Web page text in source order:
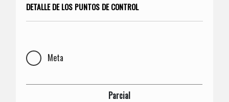
DETALLE DE LOS PUNTOS DE CONTROL
Meta
Parcial